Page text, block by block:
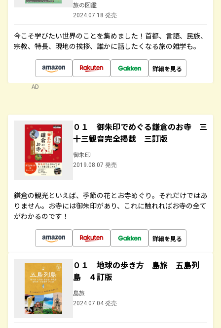
旅の図鑑
2024.07.18 発売
今こそ学びたい世界のことを集めました！首都、言語、民族、
宗教、特長、現地の挨拶、誰かに話したくなる旅の雑学も。
詳細を見る
AD
０１ 御朱印でめぐる鎌倉のお寺 三
十三観音完全掲載 三訂版
御朱印
2019.08.07 発売
鎌倉の観光といえば、季節の花とお寺めぐり。それだけではあ
りません。お寺には御朱印があり、これに触れればお寺の全て
がわかるのです！
詳細を見る
０１ 地球の歩き方 島旅 五島列
島 ４訂版
島旅
2024.07.04 発売